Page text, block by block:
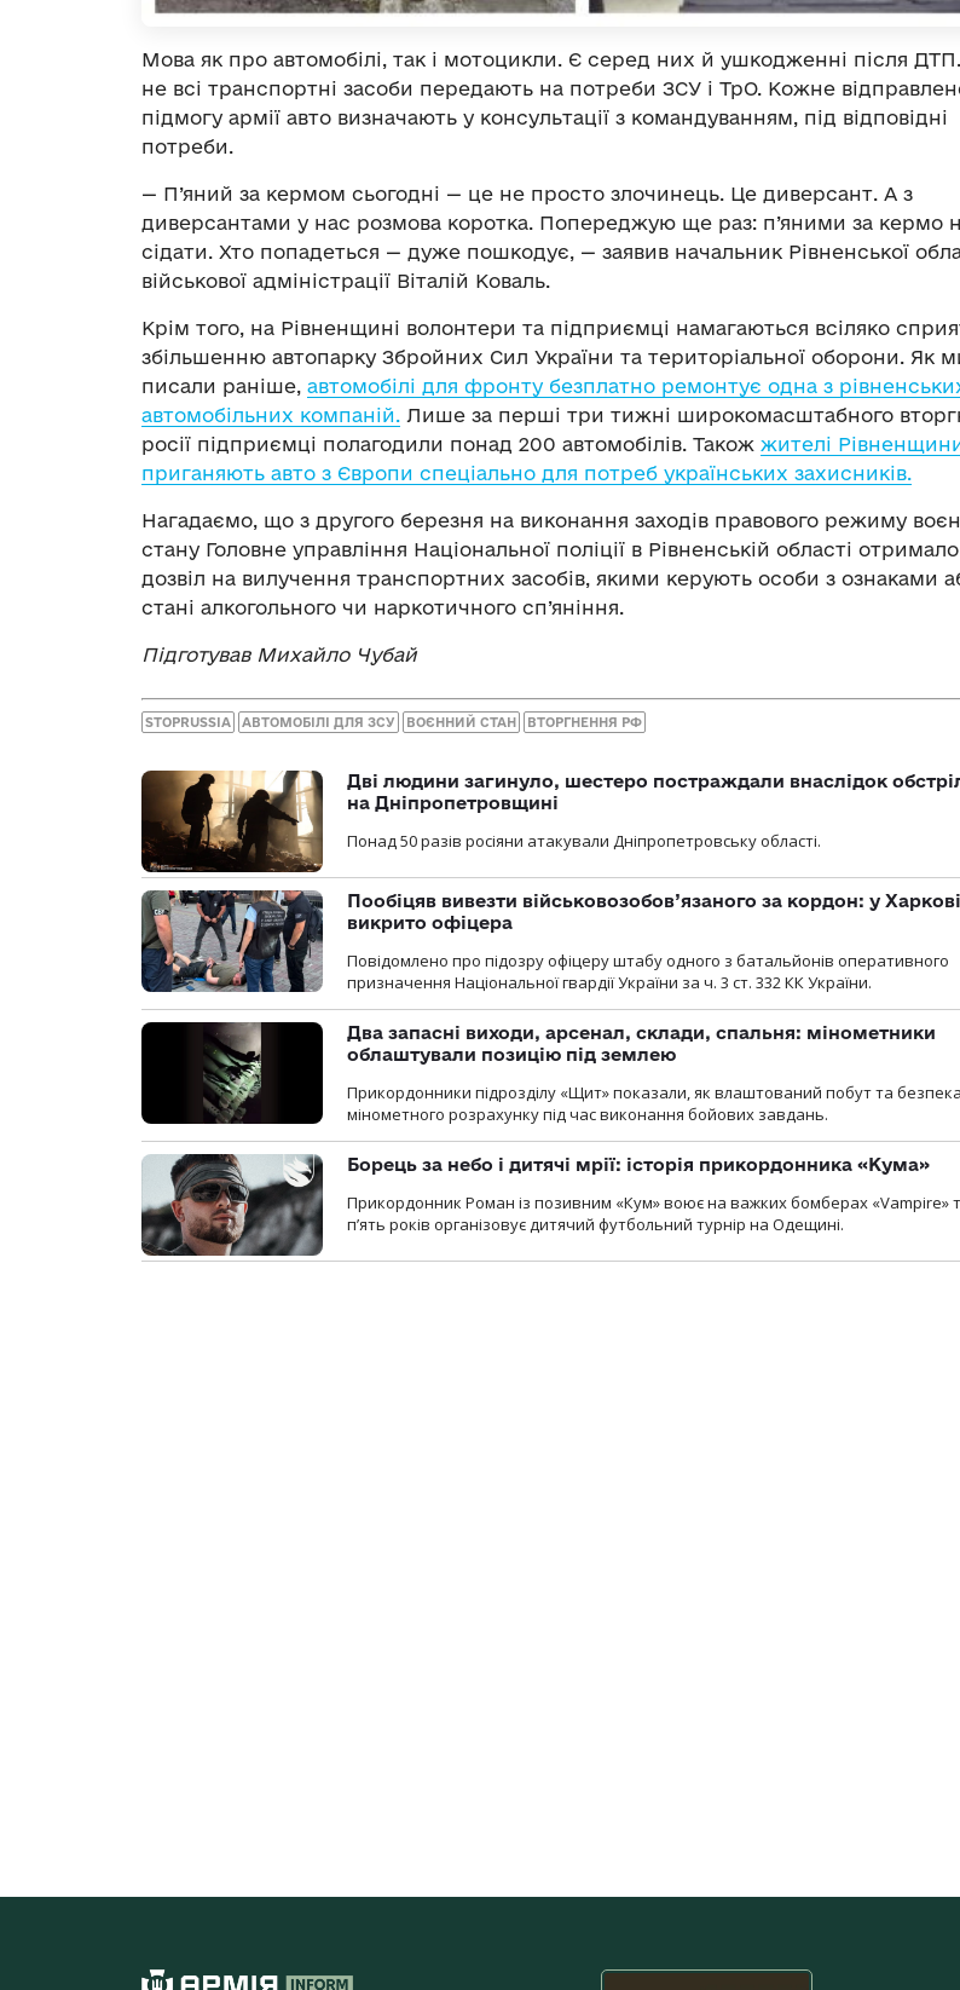
Мова як про автомобілі, так і мотоцикли. Є серед них й ушкодженні після
не всі транспортні засоби передають на потреби ЗСУ і ТрО. Кожне
підмогу армії авто визначають у консультації з командуванням, під відповідні
потреби.
— П’яний за кермом сьогодні — це не просто злочинець. Це диверсант. А з
диверсантами у нас розмова коротка. Попереджую ще раз: п’яними за кермо
сідати. Хто попадеться — дуже пошкодує, — заявив начальник Рівненської
військової адміністрації Віталій Коваль.
Крім того, на Рівненщині волонтери та підприємці намагаються всіляко
збільшенню автопарку Збройних Сил України та територіальної оборони. Як
писали раніше, автомобілі для фронту безплатно ремонтує одна з
автомобільних компаній. Лише за перші три тижні широкомасштабного
росії підприємці полагодили понад 200 автомобілів. Також жителі
приганяють авто з Європи спеціально для потреб українських захисників.
Нагадаємо, що з другого березня на виконання заходів правового режиму
стану Головне управління Національної поліції в Рівненській області отримало
дозвіл на вилучення транспортних засобів, якими керують особи з ознаками
стані алкогольного чи наркотичного сп’яніння.
Підготував Михайло Чубай
STOPRUSSIA АВТОМОБІЛІ ДЛЯ ЗСУ ВОЄННИЙ СТАН ВТОРГНЕННЯ РФ
Дві людини загинуло, шестеро постраждали внаслідок
на Дніпропетровщині
Понад 50 разів росіяни атакували Дніпропетровську області.
Пообіцяв вивезти військовозобов’язаного за кордон: у Харкові
викрито офіцера
Повідомлено про підозру офіцеру штабу одного з батальйонів оперативного
призначення Національної гвардії України за ч. 3 ст. 332 КК України.
Два запасні виходи, арсенал, склади, спальня: мінометники
облаштували позицію під землею
Прикордонники підрозділу «Щит» показали, як влаштований побут та безпека
мінометного розрахунку під час виконання бойових завдань.
Борець за небо і дитячі мрії: історія прикордонника «Кума»
Прикордонник Роман із позивним «Кум» воює на важких бомберах «Vampire»
п’ять років організовує дитячий футбольний турнір на Одещині.